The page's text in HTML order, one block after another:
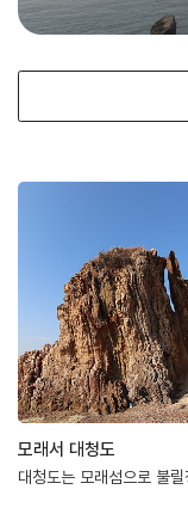
모래서 대청도